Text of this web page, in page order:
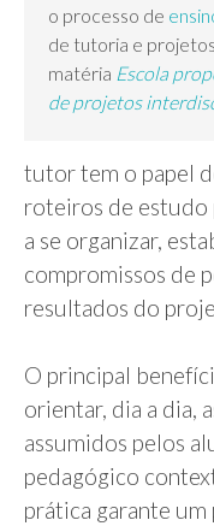
o processo de
de tutoria e
matéria Escola
de projetos
tutor tem o papel
roteiros de estudo
a se organizar,
compromissos de
resultados do
O principal
orientar, dia a dia,
assumidos pelos
pedagógico
prática garante